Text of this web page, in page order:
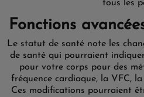
tous les
Fonctions
Le statut de santé note les
de santé qui pourraient
pour votre corps pour des
fréquence cardiaque, la VFC,
Ces modifications pourraient